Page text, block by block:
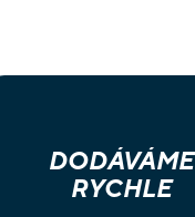
DODÁVÁME
RYCHLE